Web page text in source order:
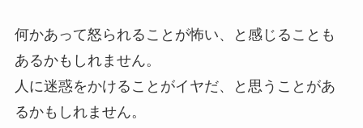
何かあって怒られることが怖い、と感じることも
あるかもしれません。
人に迷惑をかけることがイヤだ、と思うことがあ
るかもしれません。